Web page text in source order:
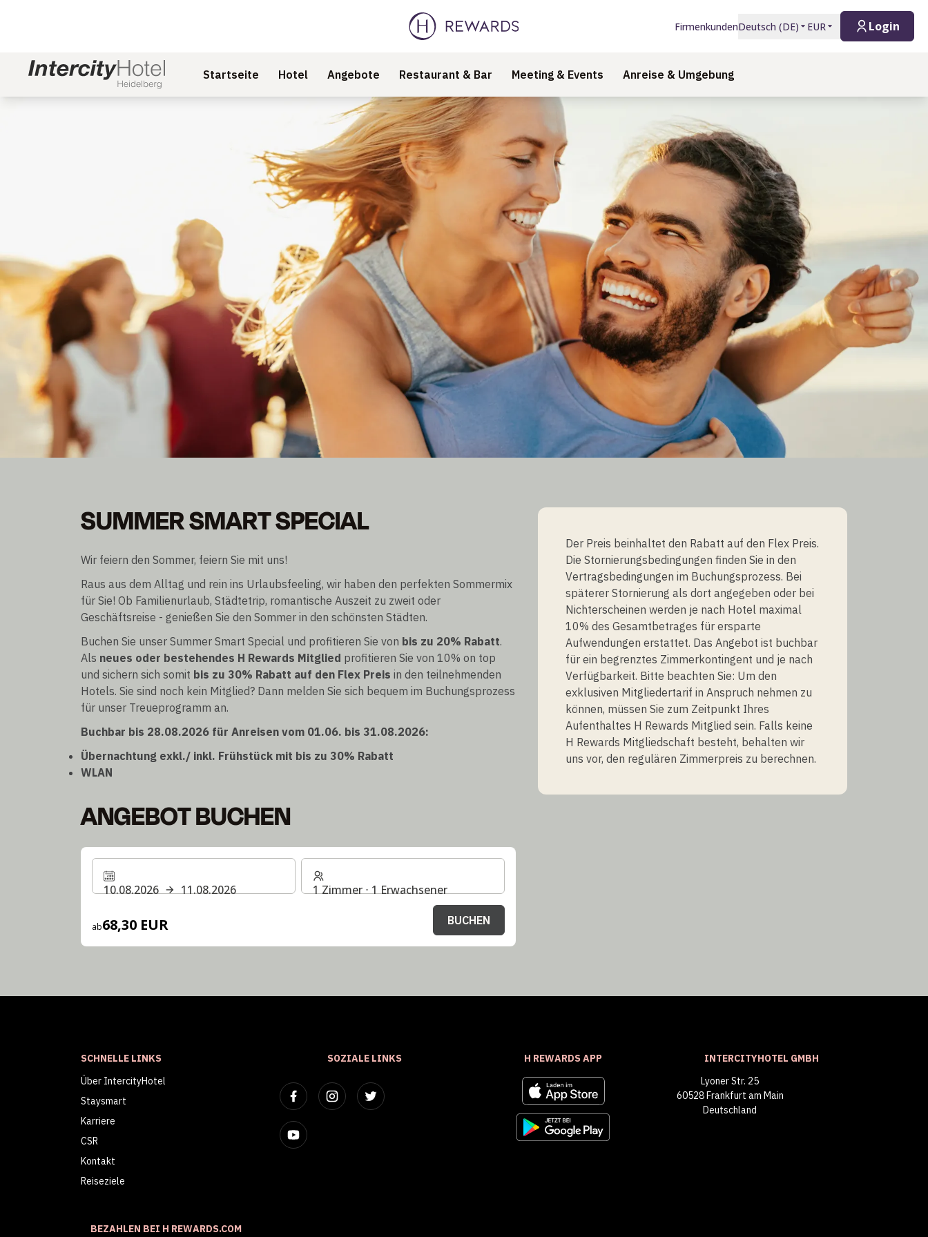
FirmenkundenDeutsch (DE) EUR Login
Startseite Hotel Angebote Restaurant & Bar Meeting & Events Anreise & Umgebung
Mitglieder erhalten bis zu 30% Rabatt
SUMMER SMART SPECIAL
Wir feiern den Sommer, feiern Sie mit uns!
Raus aus dem Alltag und rein ins Urlaubsfeeling, wir haben den perfekten Sommermix
für Sie! Ob Familienurlaub, Städtetrip, romantische Auszeit zu zweit oder
Geschäftsreise - genießen Sie den Sommer in den schönsten Städten.
Buchen Sie unser Summer Smart Special und profitieren Sie von bis zu 20% Rabatt.
Als neues oder bestehendes H Rewards Mitglied profitieren Sie von 10% on top
und sichern sich somit bis zu 30% Rabatt auf den Flex Preis in den teilnehmenden
Hotels. Sie sind noch kein Mitglied? Dann melden Sie sich bequem im Buchungsprozess
für unser Treueprogramm an.
Buchbar bis 28.08.2026 für Anreisen vom 01.06. bis 31.08.2026:
Übernachtung exkl./ inkl. Frühstück mit bis zu 30% Rabatt
WLAN
ANGEBOT BUCHEN
10.08.2026 11.08.2026
ab68,30 EUR
1 Zimmer ⋅ 1 Erwachsener
BUCHEN
Der Preis beinhaltet den Rabatt auf den Flex Preis.
Die Stornierungsbedingungen finden Sie in den
Vertragsbedingungen im Buchungsprozess. Bei
späterer Stornierung als dort angegeben oder bei
Nichterscheinen werden je nach Hotel maximal
10% des Gesamtbetrages für ersparte
Aufwendungen erstattet. Das Angebot ist buchbar
für ein begrenztes Zimmerkontingent und je nach
Verfügbarkeit. Bitte beachten Sie: Um den
exklusiven Mitgliedertarif in Anspruch nehmen zu
können, müssen Sie zum Zeitpunkt Ihres
Aufenthaltes H Rewards Mitglied sein. Falls keine
H Rewards Mitgliedschaft besteht, behalten wir
uns vor, den regulären Zimmerpreis zu berechnen.
SCHNELLE LINKS
Über IntercityHotel
Staysmart
Karriere
CSR
Kontakt
Reiseziele
SOZIALE LINKS H REWARDS APP
INTERCITYHOTEL GMBH
Lyoner Str. 25
60528 Frankfurt am Main
Deutschland
BEZAHLEN BEI H REWARDS.COM